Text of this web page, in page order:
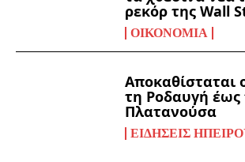
ρεκόρ της Wall
ΟΙΚΟΝΟΜΊΑ
Αποκαθίσταται
τη Ροδαυγή έως
Πλατανούσα
ΕΙΔΉΣΕΙΣ